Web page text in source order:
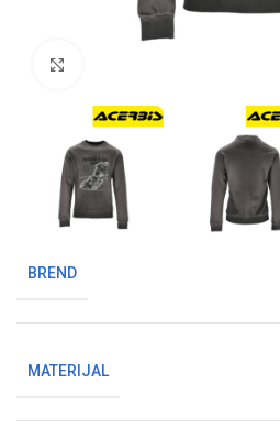
BREND
MATERIJAL